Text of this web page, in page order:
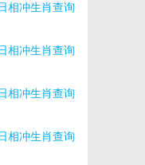
相冲生肖查询
相冲生肖查询
相冲生肖查询
相冲生肖查询